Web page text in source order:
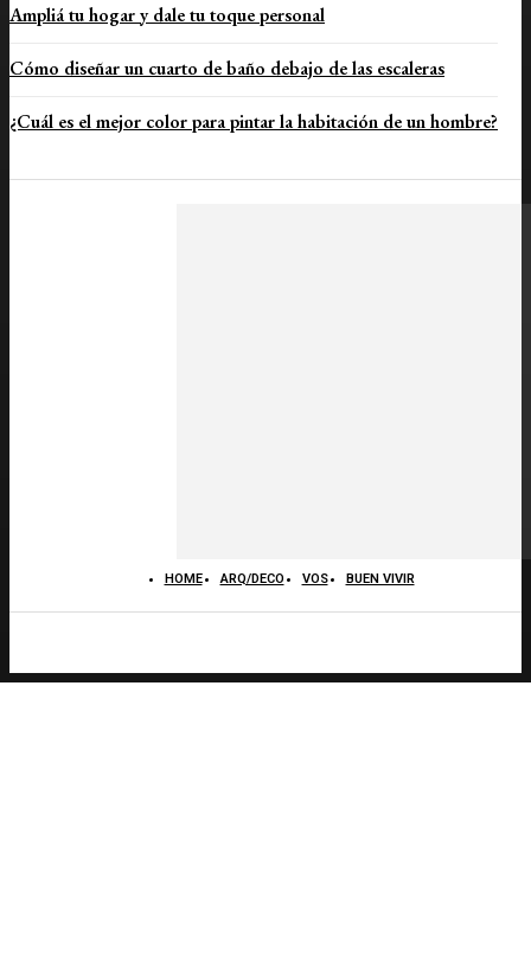
Ampliá tu hogar y dale tu toque personal
Cómo diseñar un cuarto de baño debajo de las escaleras
¿Cuál es el mejor color para pintar la habitación de un hombre?
HOME ARQ/DECO VOS BUEN VIVIR